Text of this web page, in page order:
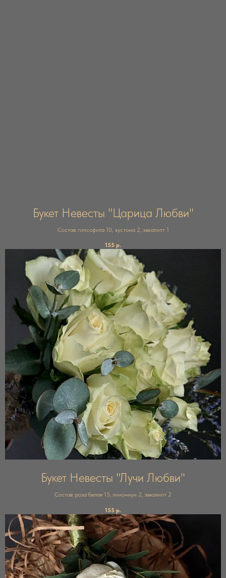
Букет Невесты "Царица Любви"
Состав: гипсофила 10, эустома 2, эвкалипт 1
155 р.
Букет Невесты "Лучи Любви"
Состав: роза белая 15, лимониум 2, эвкалипт 2
155 р.